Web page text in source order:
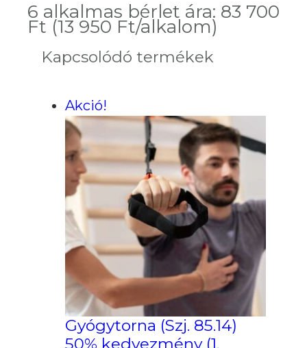
6 alkalmas bérlet ára: 83 700
Ft (13 950 Ft/alkalom)
Kapcsolódó termékek
Akció!
Gyógytorna (Szj. 85.14)
50% kedvezmény (1.